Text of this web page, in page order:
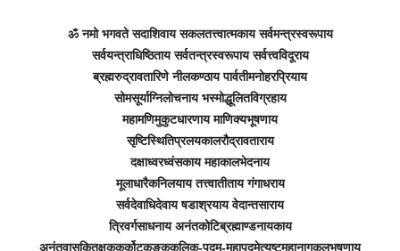
ॐ नमो भगवते सदाशिवाय सकलतत्त्वात्मकाय सर्वमन्त्रस्वरूपाय
सर्वयन्त्राधिष्ठिताय सर्वतन्त्रस्वरूपाय सर्वत्त्वविदूराय
ब्रह्मरुद्रावतारिणे नीलकण्ठाय पार्वतीमनोहरप्रियाय
सोमसूर्याग्निलोचनाय भस्मोद्धूलितविग्रहाय
महामणिमुकुटधारणाय माणिक्यभूषणाय
सृष्टिस्थितिप्रलयकालरौद्रावताराय
दक्षाध्वरध्वंसकाय महाकालभेदनाय
मूलाधारैकनिलयाय तत्त्वातीताय गंगाधराय
सर्वदेवाधिदेवाय षडाश्रयाय वेदान्तसाराय
त्रिवर्गसाधनाय अनंतकोटिब्रह्माण्डनायकाय
अनंतवासुकितक्षककर्कोटकङ्ककुलिक-पद्म-महापद्मेत्यष्टमहानागकुलभूषणाय